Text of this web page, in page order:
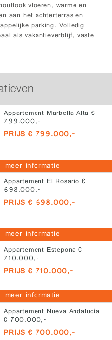
vloeren, warme en
aan het achterterras en
parking. Volledig
als vakantieverblijf, vaste
Appartement Marbella Alta €
799.000,-
PRIJS € 799.000,-
meer informatie
Appartement El Rosario €
698.000,-
PRIJS € 698.000,-
meer informatie
Appartement Estepona €
710.000,-
PRIJS € 710.000,-
meer informatie
Appartement Nueva Andalucía
€ 700.000,-
PRIJS € 700.000,-